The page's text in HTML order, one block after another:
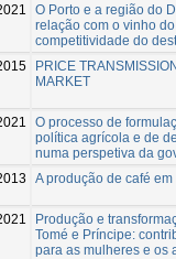
O Porto e a região do
relação com o vinho
competitividade do
PRICE
MARKET
O processo de
política agrícola e de
numa perspetiva da
A produção de café
Produção e
Tomé e Príncipe:
para as mulheres e os